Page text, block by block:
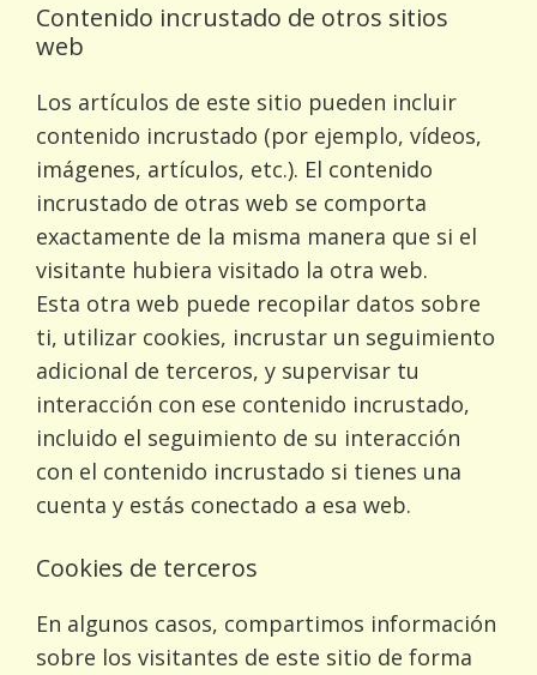
Contenido incrustado de otros sitios
web
Los artículos de este sitio pueden incluir
contenido incrustado (por ejemplo, vídeos,
imágenes, artículos, etc.). El contenido
incrustado de otras web se comporta
exactamente de la misma manera que si el
visitante hubiera visitado la otra web.
Esta otra web puede recopilar datos sobre
ti, utilizar cookies, incrustar un seguimiento
adicional de terceros, y supervisar tu
interacción con ese contenido incrustado,
incluido el seguimiento de su interacción
con el contenido incrustado si tienes una
cuenta y estás conectado a esa web.
Cookies de terceros
En algunos casos, compartimos información
sobre los visitantes de este sitio de forma